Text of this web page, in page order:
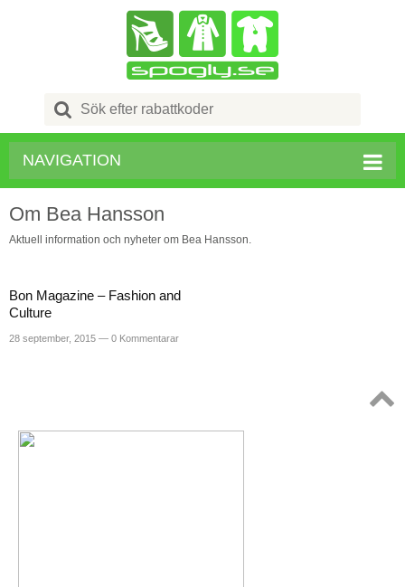
Search
for:
NAVIGATION
Om Bea Hansson
Aktuell information och nyheter om Bea Hansson.
Bon Magazine – Fashion and
Culture
28 september, 2015 — 0 Kommentarar